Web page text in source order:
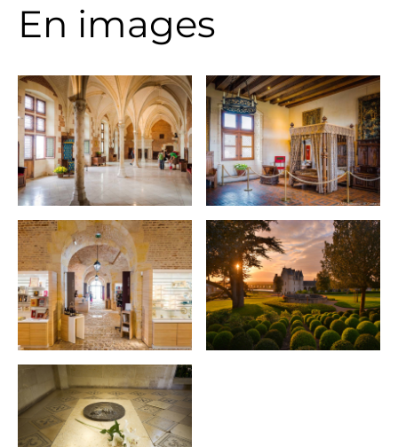
En images